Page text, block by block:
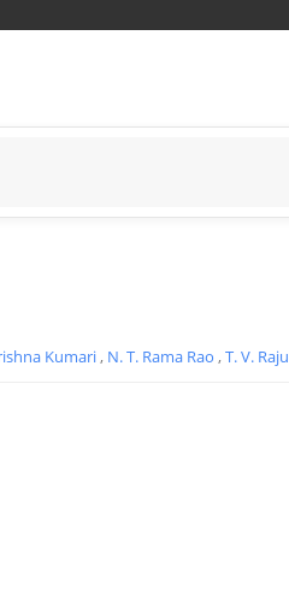
Kumari, N. T. Rama Rao ,T. V. Raju